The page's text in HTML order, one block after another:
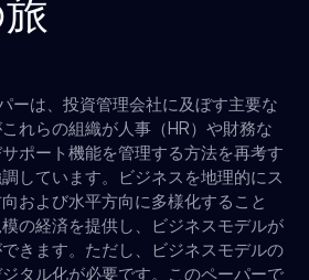
ーは、投資管理会社に及ぼす主要な
れらの組織が人事（HR）や財務な
ポート機能を管理する方法を再考す
しています。ビジネスを地理的にス
および水平方向に多様化すること
の経済を提供し、ビジネスモデルが
きます。ただし、ビジネスモデルの
タル化が必要です。このペーパーで